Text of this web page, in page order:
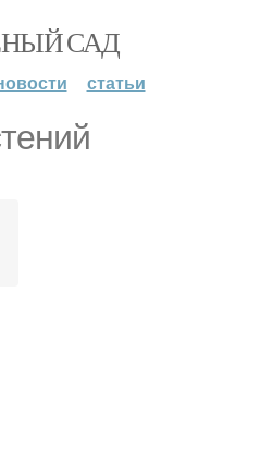
САД
статьи